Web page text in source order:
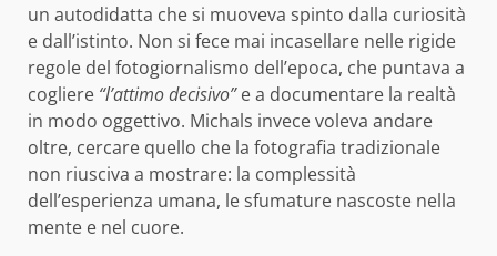
un autodidatta che si muoveva spinto dalla curiosità
e dall’istinto. Non si fece mai incasellare nelle rigide
regole del fotogiornalismo dell’epoca, che puntava a
cogliere “l’attimo decisivo”e a documentare la realtà
in modo oggettivo. Michals invece voleva andare
oltre, cercare quello che la fotografia tradizionale
non riusciva a mostrare: la complessità
dell’esperienza umana, le sfumature nascoste nella
mente e nel cuore.